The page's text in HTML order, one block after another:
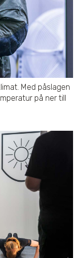
Med påslagen
på ner till